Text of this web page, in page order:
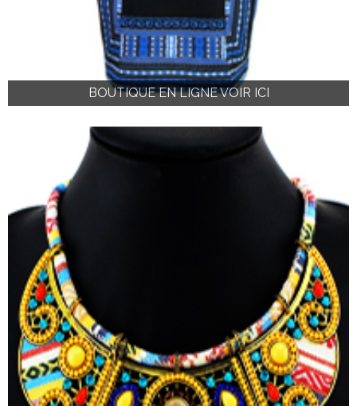
BOUTIQUE EN LIGNE VOIR ICI